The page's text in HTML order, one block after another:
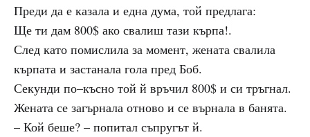
Преди да е казала и една дума, той предлага:
Ще ти дам 800$ ако свалиш тази кърпа!.
След като помислила за момент, жената свалила
кърпата и застанала гола пред Боб.
Секунди по–късно той й връчил 800$ и си тръгнал.
Жената се загърнала отново и се върнала в банята.
– Кой беше? – попитал съпругът й.